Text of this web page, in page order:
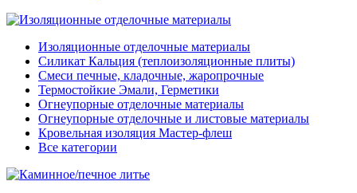
Изоляционные отделочные материалы
Силикат Кальция (теплоизоляционные плиты)
Смеси печные, кладочные, жаропрочные
Термостойкие Эмали, Герметики
Огнеупорные отделочные материалы
Огнеупорные отделочные и листовые материалы
Кровельная изоляция Мастер-флеш
Все категории